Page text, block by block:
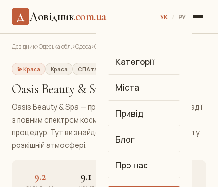
Д Довідник.com.ua УК / РУ
Категорії
Міста
Привід
Блог
Про нас
Довідник›Одеська обл.›Одеса›Oasis Beauty & Spa
💫 Краса Краса СПА та краса Аркадія
Oasis Beauty & Spa
Oasis Beauty & Spa — преміальний спа-центр в Аркадії
з повним спектром косметологічних та релакс-
процедур. Тут ви знайдете спокій і відновлення сил у
розкішній атмосфері.
9.2 9.1 9.4 9.3